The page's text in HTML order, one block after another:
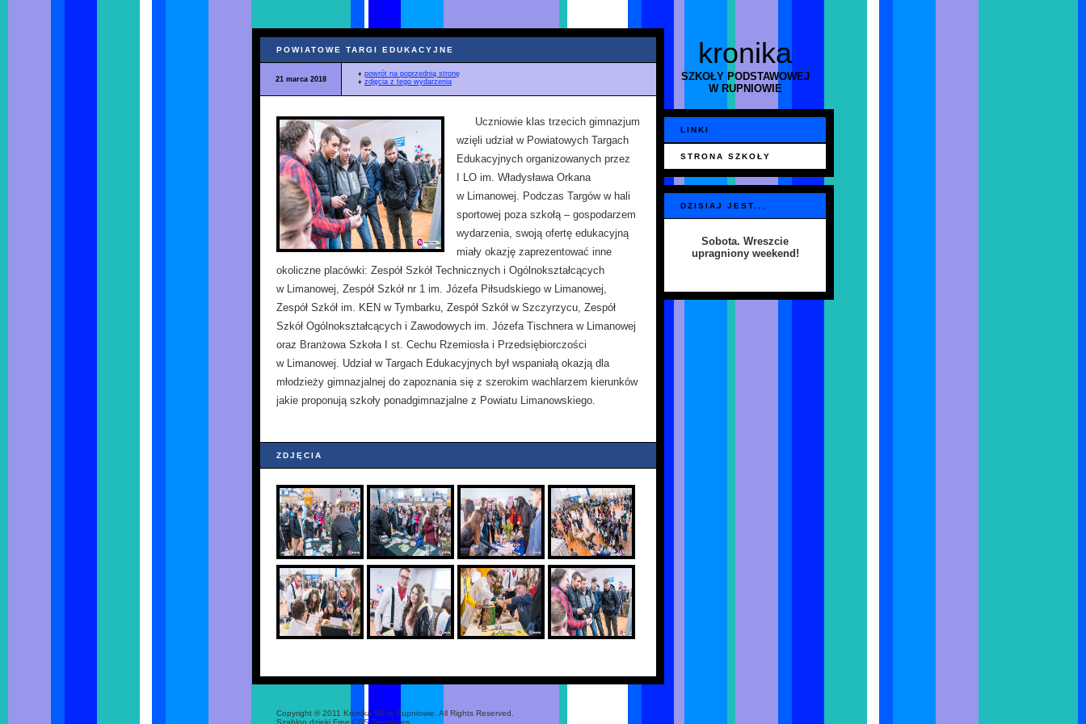
kronika
SZKOŁY PODSTAWOWEJ
W RUPNIOWIE
POWIATOWE TARGI EDUKACYJNE
21 marca 2018
♦ powrót na poprzednią stronę
♦ zdjęcia z tego wydarzenia
Uczniowie klas trzecich gimnazjum
wzięli udział w Powiatowych Targach
Edukacyjnych organizowanych przez
I LO im. Władysława Orkana
w Limanowej. Podczas Targów w hali
sportowej poza szkołą – gospodarzem
wydarzenia, swoją ofertę edukacyjną
miały okazję zaprezentować inne
okoliczne placówki: Zespół Szkół Technicznych i Ogólnokształcących
w Limanowej, Zespół Szkół nr 1 im. Józefa Piłsudskiego w Limanowej,
Zespół Szkół im. KEN w Tymbarku, Zespół Szkół w Szczyrzycu, Zespół
Szkół Ogólnokształcących i Zawodowych im. Józefa Tischnera w Limanowej
oraz Branżowa Szkoła I st. Cechu Rzemiosła i Przedsiębiorczości
w Limanowej. Udział w Targach Edukacyjnych był wspaniałą okazją dla
młodzieży gimnazjalnej do zapoznania się z szerokim wachlarzem kierunków
jakie proponują szkoły ponadgimnazjalne z Powiatu Limanowskiego.
ZDJĘCIA
LINKI
STRONA SZKOŁY
DZISIAJ JEST...
Sobota. Wreszcie
upragniony weekend!
Copyright © 2011 Kronika SP w Rupniowie. All Rights Reserved.
Szablon dzięki Free CSS Templates.